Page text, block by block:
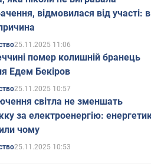
відмовилася від участі: в
25.11.2025 11:06
помер колишній бранець
Едем Бекіров
25.11.2025 10:57
світла не зменшать
за електроенергію:
чому
25.11.2025 10:53